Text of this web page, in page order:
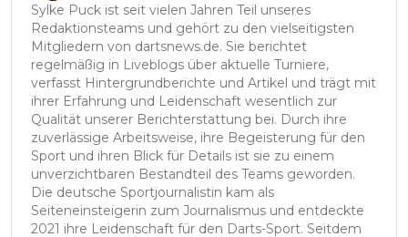
Sylke Puck ist seit vielen Jahren Teil unseres
Redaktionsteams und gehört zu den vielseitigsten
Mitgliedern von dartsnews.de. Sie berichtet
regelmäßig in Liveblogs über aktuelle Turniere,
verfasst Hintergrundberichte und Artikel und trägt mit
ihrer Erfahrung und Leidenschaft wesentlich zur
Qualität unserer Berichterstattung bei. Durch ihre
zuverlässige Arbeitsweise, ihre Begeisterung für den
Sport und ihren Blick für Details ist sie zu einem
unverzichtbaren Bestandteil des Teams geworden.
Die deutsche Sportjournalistin kam als
Seiteneinsteigerin zum Journalismus und entdeckte
2021 ihre Leidenschaft für den Darts-Sport. Seitdem